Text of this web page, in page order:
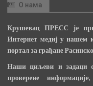
О нама
Крушевац ПРЕСС је
Интернет медиј у нашем
портал за грађане
Наши циљеви и задаци
проверене